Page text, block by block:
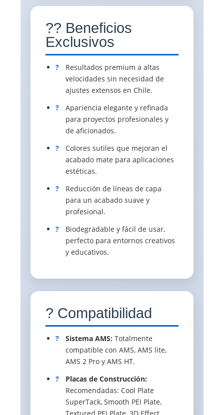
?? Beneficios
Exclusivos
?
Resultados premium a altas
velocidades sin necesidad de
ajustes extensos en Chile.
?
Apariencia elegante y refinada
para proyectos profesionales y
de aficionados.
?
Colores sutiles que mejoran el
acabado mate para aplicaciones
estéticas.
?
Reducción de líneas de capa
para un acabado suave y
profesional.
?
Biodegradable y fácil de usar,
perfecto para entornos creativos
y educativos.
? Compatibilidad
? Sistema AMS: Totalmente
compatible con AMS, AMS lite,
AMS 2 Pro y AMS HT.
?
Placas de Construcción:
Recomendadas: Cool Plate
SuperTack, Smooth PEI Plate,